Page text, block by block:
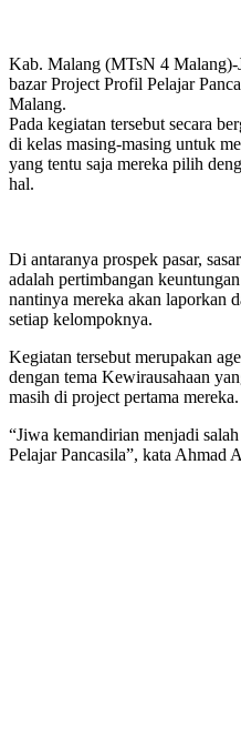
Kab. Malang (MTsN 4 Malang)-
bazar Project Profil Pelajar
Malang.
Pada kegiatan tersebut secara
di kelas masing-masing untuk
yang tentu saja mereka pilih
hal.
Di antaranya prospek pasar,
adalah pertimbangan
nantinya mereka akan laporkan
setiap kelompoknya.
Kegiatan tersebut merupakan
dengan tema Kewirausahaan
masih di project pertama mereka.
“Jiwa kemandirian menjadi
Pelajar Pancasila”, kata Ahmad